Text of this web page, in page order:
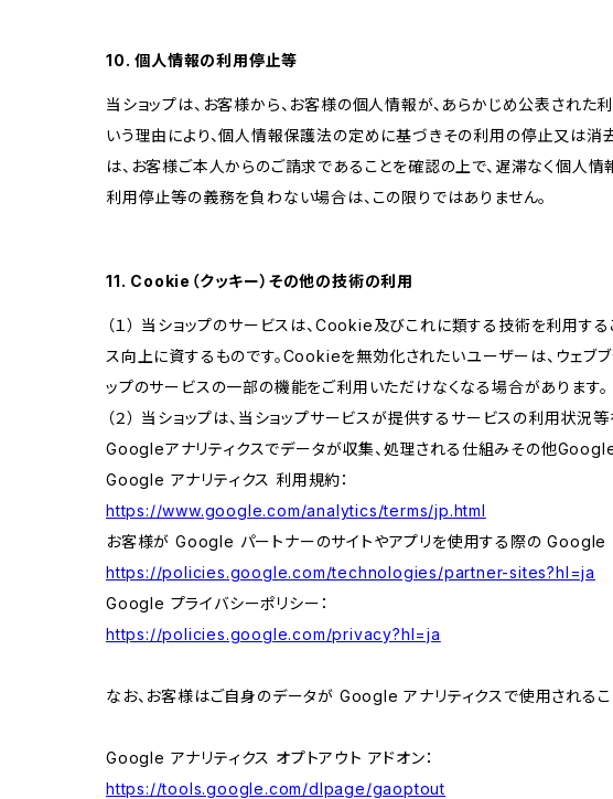
10. 個人情報の利用停止等
当ショップは、お客様から、お客様の個人情報が、あらかじめ公表され
いう理由により、個人情報保護法の定めに基づきその利用の停止又は消
は、お客様ご本人からのご請求であることを確認の上で、遅滞なく個人
利用停止等の義務を負わない場合は、この限りではありません。
11. Cookie（クッキー）その他の技術の利用
（１） 当ショップのサービスは、Cookie及びこれに類する技術を利用す
ス向上に資するものです。Cookieを無効化されたいユーザーは、ウェブ
ップのサービスの一部の機能をご利用いただけなくなる場合があります。
（２） 当ショップは、当ショップサービスが提供するサービスの利用状
Googleアナリティクスでデータが収集、処理される仕組みその他Google
Google アナリティクス 利用規約：
https://www.google.com/analytics/terms/jp.html
お客様が Google パートナーのサイトやアプリを使用する際の Google
https://policies.google.com/technologies/partner-sites?hl=ja
Google プライバシーポリシー：
https://policies.google.com/privacy?hl=ja
なお、お客様はご自身のデータが Google アナリティクスで使用される
Google アナリティクス オプトアウト アドオン：
https://tools.google.com/dlpage/gaoptout